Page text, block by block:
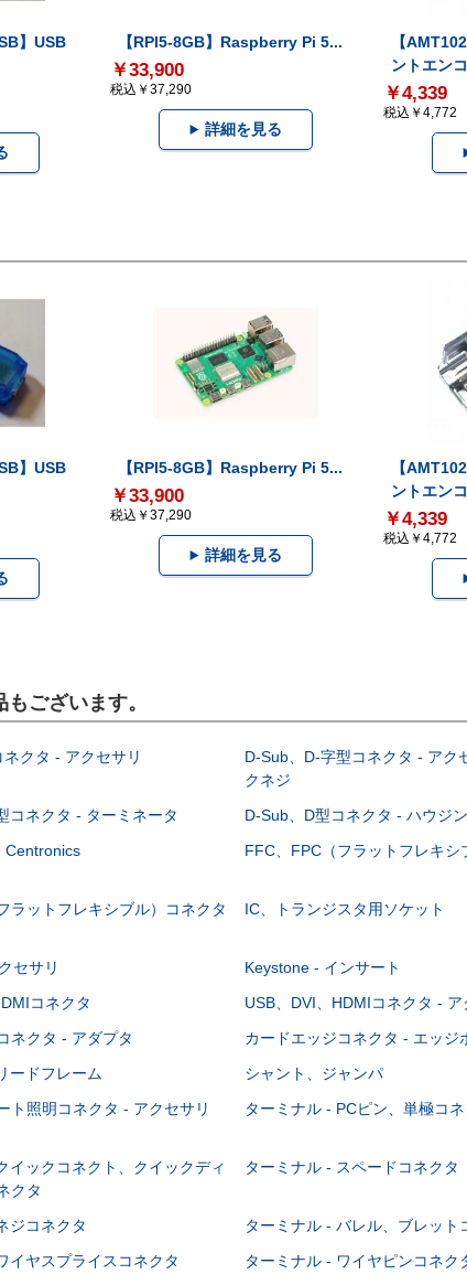
】USB
【RPI5-8GB】Raspberry Pi 5...
￥33,900
税込￥37,290
詳細を見る
【
ントエン
￥4,339
税込￥4,772
】USB
【RPI5-8GB】Raspberry Pi 5...
￥33,900
税込￥37,290
詳細を見る
【
ントエン
￥4,339
税込￥4,772
ございます。
クタ - アクセサリ
D-Sub、D-字型コネクタ - アク
クネジ
コネクタ - ターミネータ D-Sub、D型コネクタ - ハウジ
Centronics FFC、FPC（フラットフレキシ
ラットフレキシブル）コネクタ
IC、トランジスタ用ソケット
セサリ Keystone - インサート
コネクタ USB、DVI、HDMIコネクタ - ア
ネクタ - アダプタ カードエッジコネクタ - エッジ
ードフレーム シャント、ジャンパ
ト照明コネクタ - アクセサリ ターミナル - PCピン、単極コネ
イックコネクト、クイックディ
クタ
ターミナル - スペードコネクタ
ジコネクタ ターミナル - バレル、ブレット
イヤスプライスコネクタ ターミナル - ワイヤピンコネク